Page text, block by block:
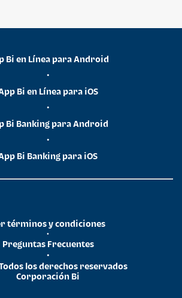
Bi en Línea para Android
•
Bi en Línea para iOS
•
Bi Banking para Android
•
Bi Banking para iOS
los derechos reservados
Corporación Bi
•
Preguntas Frecuentes
•
términos y condiciones